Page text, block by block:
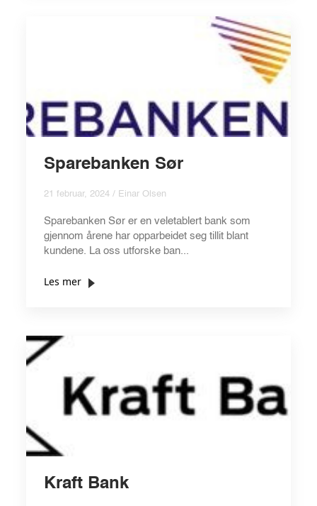
Sparebanken Sør
21 februar, 2024 / Einar Olsen
Sparebanken Sør er en veletablert bank som
gjennom årene har opparbeidet seg tillit blant
kundene. La oss utforske ban...
Les mer
Kraft Bank